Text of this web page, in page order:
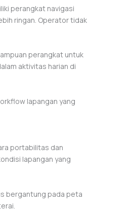
perangkat navigasi
ringan. Operator tidak
perangkat untuk
aktivitas harian di
lapangan yang
portabilitas dan
lapangan yang
bergantung pada peta